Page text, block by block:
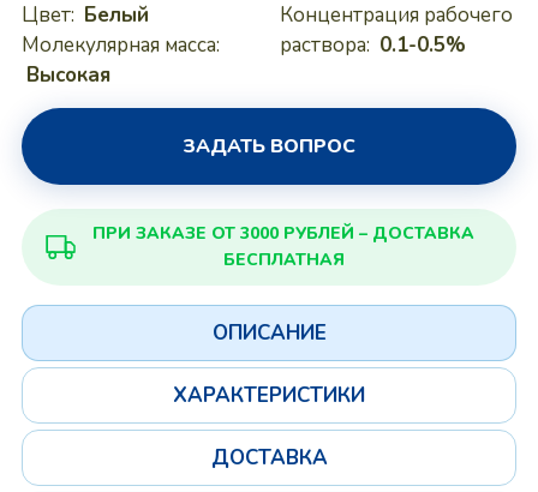
Цвет: Белый
Молекулярная масса:
Высокая
Концентрация рабочего
раствора: 0.1-0.5%
ЗАДАТЬ ВОПРОС
ПРИ ЗАКАЗЕ ОТ 3000 РУБЛЕЙ – ДОСТАВКА
БЕСПЛАТНАЯ
ОПИСАНИЕ
ХАРАКТЕРИСТИКИ
ДОСТАВКА